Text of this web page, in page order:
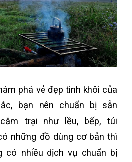
phá vẻ đẹp tinh khôi của
bạn nên chuẩn bị sẵn
trại như lều, bếp, túi
những đồ dùng cơ bản thì
có nhiều dịch vụ chuẩn bị